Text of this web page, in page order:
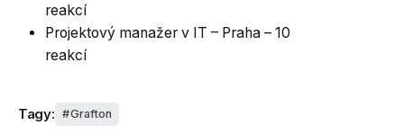
reakcí
Projektový manažer v IT – Praha – 10
reakcí
Tagy: Grafton